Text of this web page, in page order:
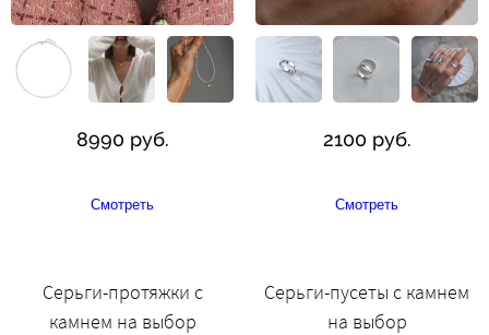
8990 руб.
Смотреть
2100 руб.
Смотреть
Серьги-протяжки с
камнем на выбор
Серьги-пусеты с камнем
на выбор